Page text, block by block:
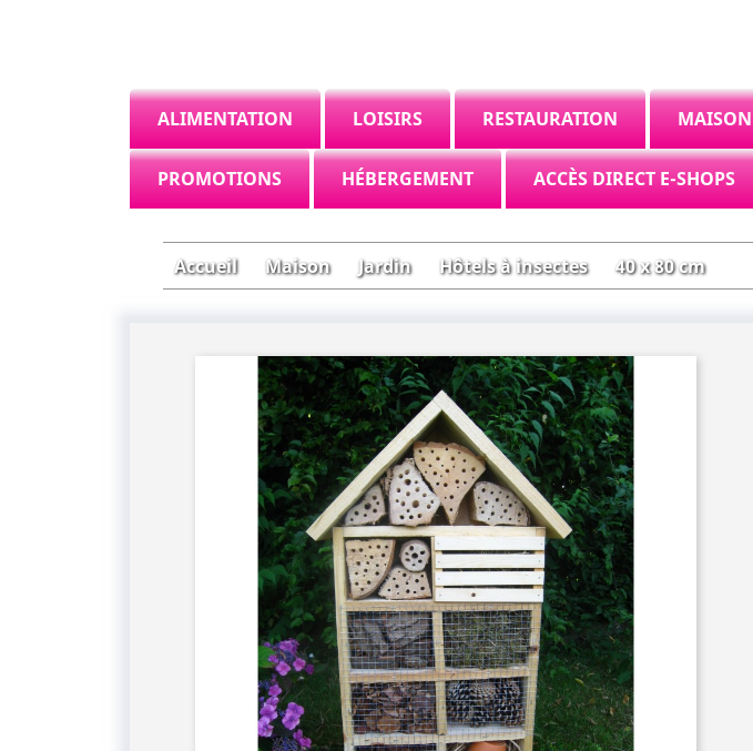
ALIMENTATION LOISIRS RESTAURATION MAISON
PROMOTIONS HÉBERGEMENT ACCÈS DIRECT E-SHOPS
Accueil Maison Jardin Hôtels à insectes 40 x 80 cm